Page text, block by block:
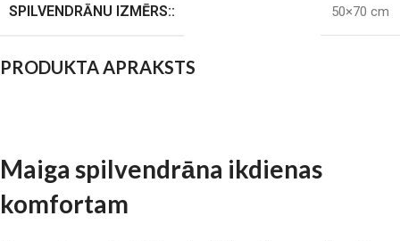
SPILVENDRĀNU IZMĒRS:: 50×70 cm
PRODUKTA APRAKSTS
Maiga spilvendrāna ikdienas
komfortam